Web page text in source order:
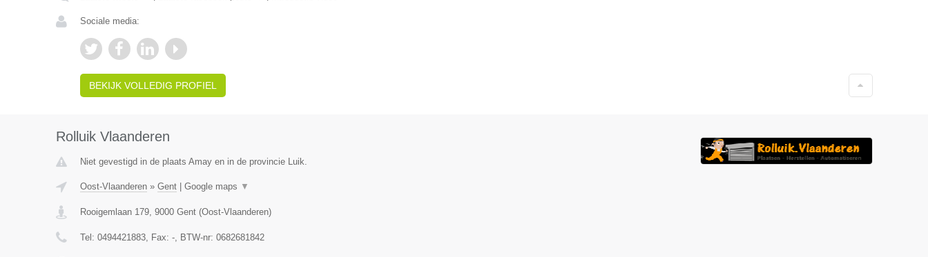
Sociale media:
BEKIJK VOLLEDIG PROFIEL
Rolluik Vlaanderen
Niet gevestigd in de plaats Amay en in de provincie Luik.
Oost-Vlaanderen» Gent| Google maps ▼
Rooigemlaan 179, 9000 Gent(Oost-Vlaanderen)
Tel: 0494421883, Fax: -, BTW-nr: 0682681842